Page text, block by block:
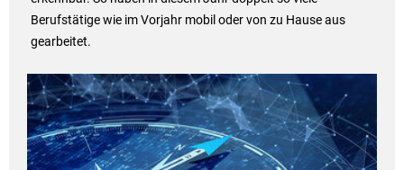
Berufstätige wie im Vorjahr mobil oder von zu Hause aus
gearbeitet.